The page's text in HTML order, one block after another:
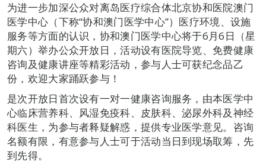
为进一步加深公众对离岛医疗综合体北京协和医院澳门
医学中心（下称“协和澳门医学中心”）医疗环境、设施
服务等方面的认识，协和澳门医学中心将于6月6日（星
期六）举办公众开放日，活动设有医院导览、免费健康
咨询及健康讲座等精彩活动，参与人士可获纪念品乙
份，欢迎大家踊跃参与！
是次开放日首次设有一对一健康咨询服务，由本医学中
心临床营养科、风湿免疫科、皮肤科、泌尿外科及神经
科医生，为参与者释疑解惑，提供专业医学意见。咨询
名额有限，有意参与人士可于活动当日到现场取筹，先
到先得。